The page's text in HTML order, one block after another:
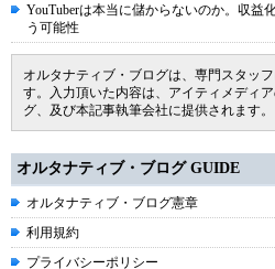
YouTuberは本当に儲からないのか。収益
う可能性
オルタナティブ・ブログは、専門スタッ
す。入力頂いた内容は、アイティメディ
グ、及び本記事執筆会社に提供されます。
オルタナティブ・ブログ GUIDE
オルタナティブ・ブログ憲章
利用規約
プライバシーポリシー